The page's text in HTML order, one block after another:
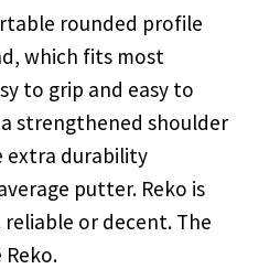
rounded profile
which fits most
to grip and easy to
strengthened shoulder
extra durability
putter. Reko is
or decent. The